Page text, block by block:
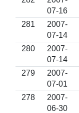
07-16
281
2007-
07-14
280
2007-
07-14
279
2007-
07-01
278
2007-
06-30